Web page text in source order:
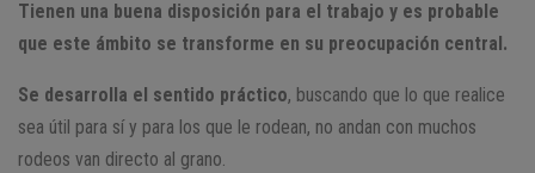
Tienen una buena disposición para el trabajo y es probable
que este ámbito se transforme en su preocupación central.
Se desarrolla el sentido práctico, buscando que lo que realice
sea útil para sí y para los que le rodean, no andan con muchos
rodeos van directo al grano.